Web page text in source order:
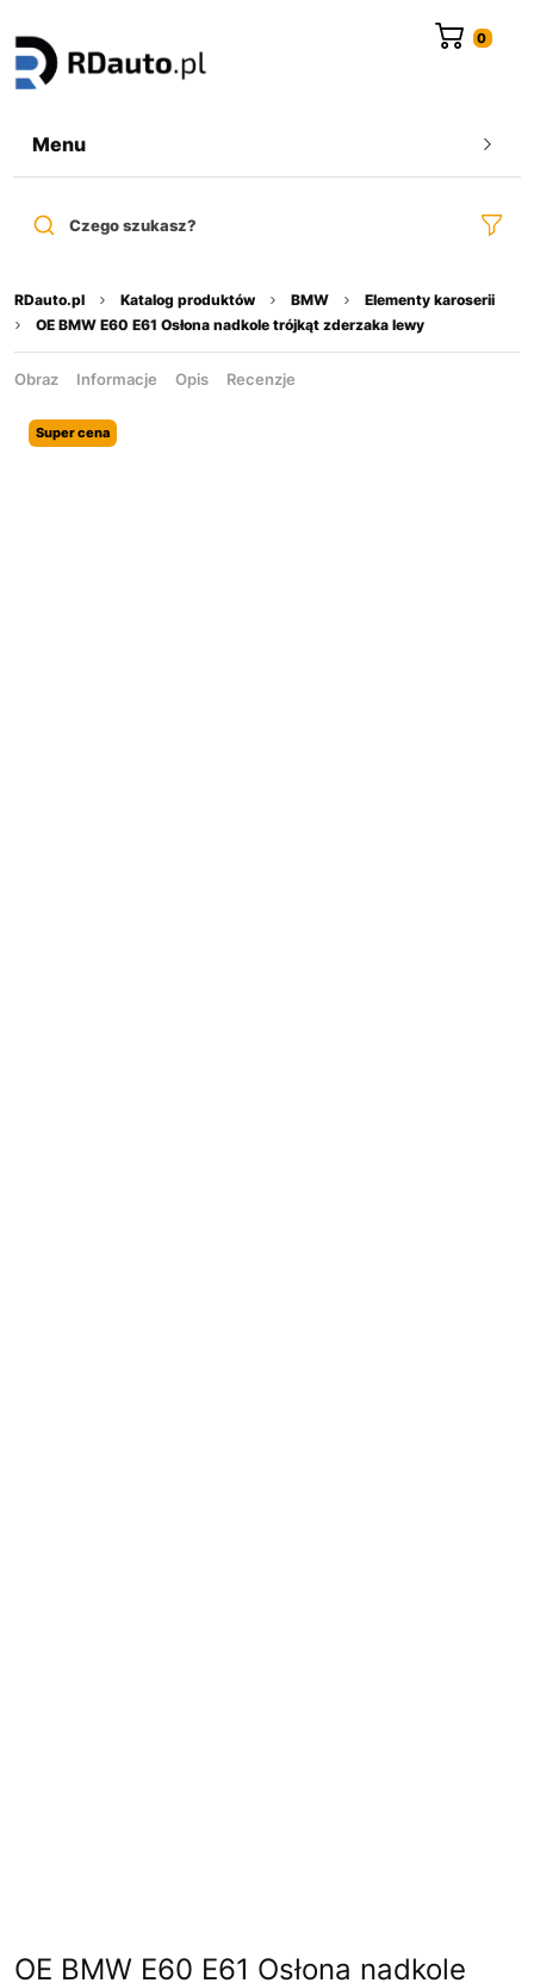
Menu
Czego szukasz?
RDauto.pl Katalog produktów BMW
Elementy karoserii
OE BMW E60 E61 Osłona nadkole trójkąt zderzaka lewy
Obraz Informacje Opis Recenzje
Super cena
OE BMW E60 E61 Osłona nadkole